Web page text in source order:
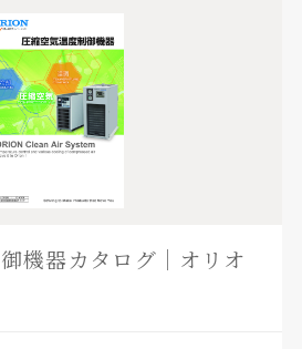
機器カタログ｜オリオ